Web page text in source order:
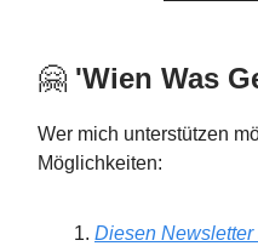
🤗 'Wien Was
Wer mich unterstützen
Möglichkeiten:
Diesen Newsletter